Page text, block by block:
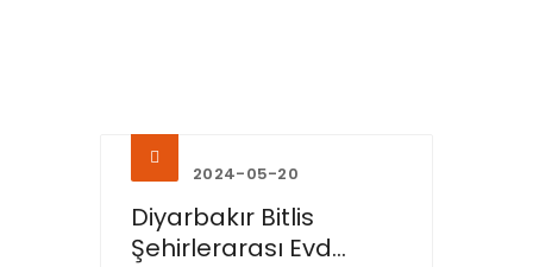
2024-05-20
Diyarbakır Bitlis
Şehirlerarası Evd...